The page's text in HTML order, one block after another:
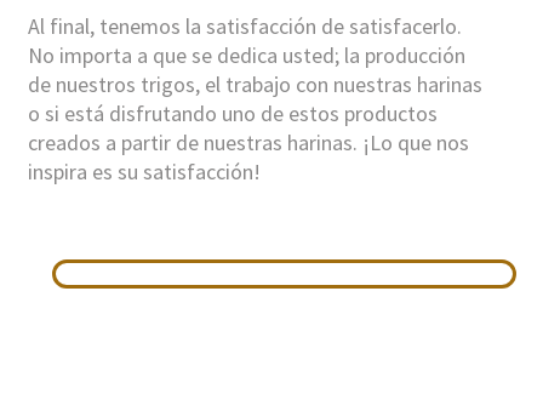
Al final, tenemos la satisfacción de satisfacerlo.
No importa a que se dedica usted; la producción
de nuestros trigos, el trabajo con nuestras harinas
o si está disfrutando uno de estos productos
creados a partir de nuestras harinas. ¡Lo que nos
inspira es su satisfacción!